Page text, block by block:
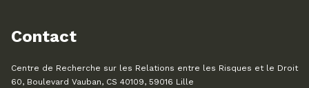
Contact
Centre de Recherche sur les Relations entre les Risques et le Droit
60, Boulevard Vauban, CS 40109, 59016 Lille